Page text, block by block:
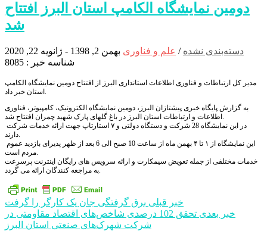
دومین نمایشگاه الکامپ استان البرز افتتاح
شد
دسته‌بندی نشده / علم و فناوری بهمن 2, 1398 - ژانویه 22, 2020
شناسه خبر : 8085
مدیر کل ارتباطات و فناوری اطلاعات استانداری البرز از افتتاح دومین نمایشگاه الکامپ
استان خبر داد.
به گزارش پایگاه خبری پیشتازان البرز، دومین نمایشگاه الکترونیک، کامپیوتر، فناوری
اطلاعات و ارتباطات استان البرز در باغ گلهای پارک شهید چمران افتتاح شد.
دارند.
مردم است.
خدمات مختلفی از جمله تعویض سیمکارت و ارائه سرویس های رایگان اینترنت پرسرعت
به مراجعه کنندگان ارائه می گردد.
راهبری
نوشته
خبر قبلی برق گرفتگی جان یک کارگر را گرفت
خبر بعدی
تحقق 102 درصدی شاخص‌های اقتصاد مقاومتی در
شرکت شهرک‌های صنعتی استان البرز